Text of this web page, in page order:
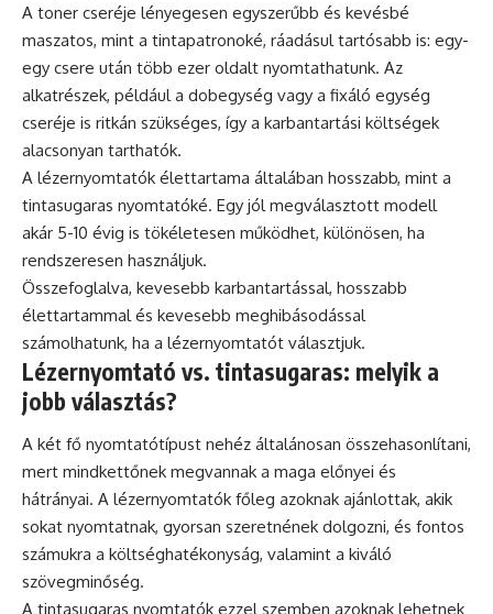
A toner cseréje lényegesen egyszerűbb és kevésbé
maszatos, mint a tintapatronoké, ráadásul tartósabb is: egy-
egy csere után több ezer oldalt nyomtathatunk. Az
alkatrészek, például a dobegység vagy a fixáló egység
cseréje is ritkán szükséges, így a karbantartási költségek
alacsonyan tarthatók.
A lézernyomtatók élettartama általában hosszabb, mint a
tintasugaras nyomtatóké. Egy jól megválasztott modell
akár 5-10 évig is tökéletesen működhet, különösen, ha
rendszeresen használjuk.
Összefoglalva, kevesebb karbantartással, hosszabb
élettartammal és kevesebb meghibásodással
számolhatunk, ha a lézernyomtatót választjuk.
Lézernyomtató vs. tintasugaras: melyik a
jobb választás?
A két fő nyomtatótípust nehéz általánosan összehasonlítani,
mert mindkettőnek megvannak a maga előnyei és
hátrányai. A lézernyomtatók főleg azoknak ajánlottak, akik
sokat nyomtatnak, gyorsan szeretnének dolgozni, és fontos
számukra a költséghatékonyság, valamint a kiváló
szövegminőség.
A tintasugaras nyomtatók ezzel szemben azoknak lehetnek